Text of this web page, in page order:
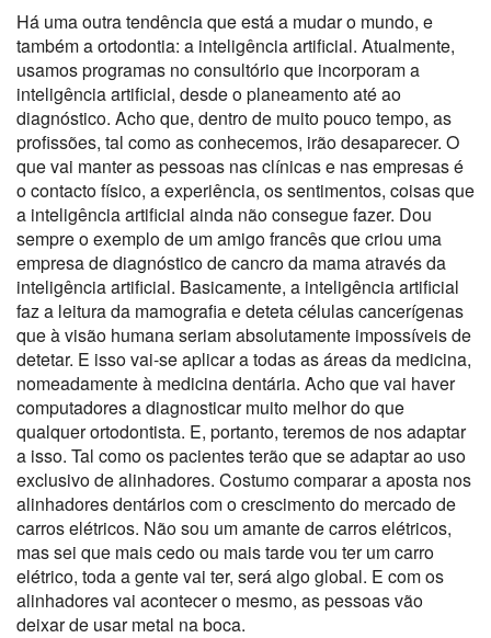
Há uma outra tendência que está a mudar o mundo, e
também a ortodontia: a inteligência artificial. Atualmente,
usamos programas no consultório que incorporam a
inteligência artificial, desde o planeamento até ao
diagnóstico. Acho que, dentro de muito pouco tempo, as
profissões, tal como as conhecemos, irão desaparecer. O
que vai manter as pessoas nas clínicas e nas empresas é
o contacto físico, a experiência, os sentimentos, coisas que
a inteligência artificial ainda não consegue fazer. Dou
sempre o exemplo de um amigo francês que criou uma
empresa de diagnóstico de cancro da mama através da
inteligência artificial. Basicamente, a inteligência artificial
faz a leitura da mamografia e deteta células cancerígenas
que à visão humana seriam absolutamente impossíveis de
detetar. E isso vai-se aplicar a todas as áreas da medicina,
nomeadamente à medicina dentária. Acho que vai haver
computadores a diagnosticar muito melhor do que
qualquer ortodontista. E, portanto, teremos de nos adaptar
a isso. Tal como os pacientes terão que se adaptar ao uso
exclusivo de alinhadores. Costumo comparar a aposta nos
alinhadores dentários com o crescimento do mercado de
carros elétricos. Não sou um amante de carros elétricos,
mas sei que mais cedo ou mais tarde vou ter um carro
elétrico, toda a gente vai ter, será algo global. E com os
alinhadores vai acontecer o mesmo, as pessoas vão
deixar de usar metal na boca.